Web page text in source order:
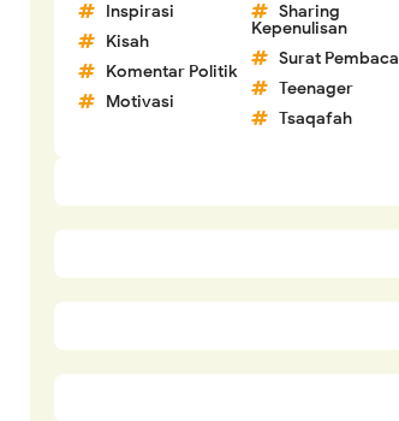
Inspirasi
Kisah
Komentar Politik
Motivasi
Sharing
Kepenulisan
Surat Pembaca
Teenager
Tsaqafah